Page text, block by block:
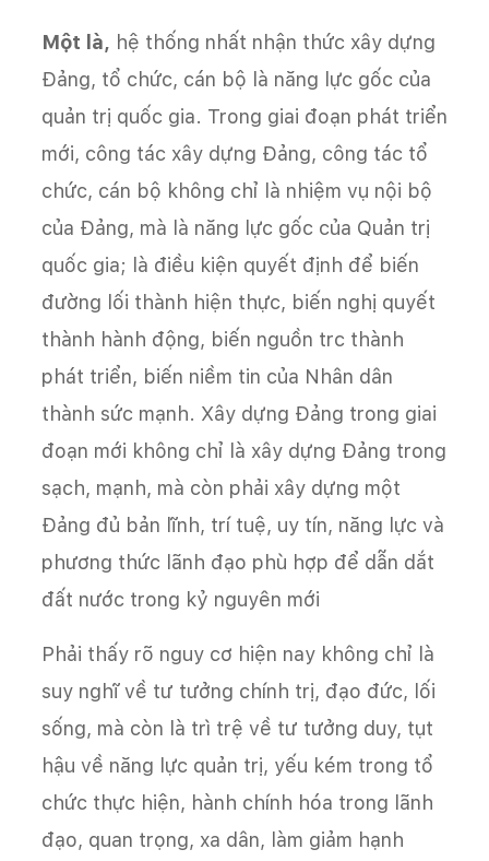
Một là, hệ thống nhất nhận thức xây dựng
Đảng, tổ chức, cán bộ là năng lực gốc của
quản trị quốc gia. Trong giai đoạn phát triển
mới, công tác xây dựng Đảng, công tác tổ
chức, cán bộ không chỉ là nhiệm vụ nội bộ
của Đảng, mà là năng lực gốc của Quản trị
quốc gia; là điều kiện quyết định để biến
đường lối thành hiện thực, biến nghị quyết
thành hành động, biến nguồn trc thành
phát triển, biến niềm tin của Nhân dân
thành sức mạnh. Xây dựng Đảng trong giai
đoạn mới không chỉ là xây dựng Đảng trong
sạch, mạnh, mà còn phải xây dựng một
Đảng đủ bản lĩnh, trí tuệ, uy tín, năng lực và
phương thức lãnh đạo phù hợp để dẫn dắt
đất nước trong kỷ nguyên mới
Phải thấy rõ nguy cơ hiện nay không chỉ là
suy nghĩ về tư tưởng chính trị, đạo đức, lối
sống, mà còn là trì trệ về tư tưởng duy, tụt
hậu về năng lực quản trị, yếu kém trong tổ
chức thực hiện, hành chính hóa trong lãnh
đạo, quan trọng, xa dân, làm giảm hạnh